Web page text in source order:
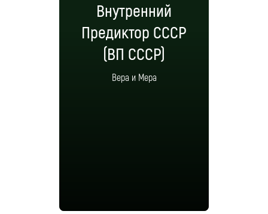
Внутренний
Предиктор СССР
(ВП СССР)
Вера и Мера